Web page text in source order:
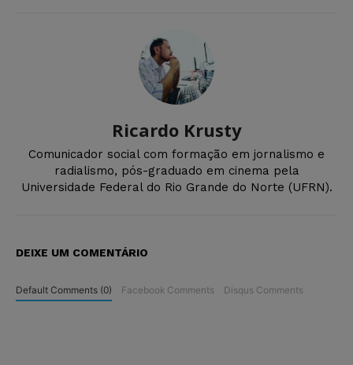
Ricardo Krusty
Comunicador social com formação em jornalismo e
radialismo, pós-graduado em cinema pela
Universidade Federal do Rio Grande do Norte (UFRN).
DEIXE UM COMENTÁRIO
Default Comments (0) Facebook Comments Disqus Comments